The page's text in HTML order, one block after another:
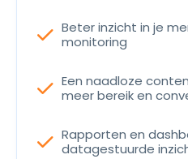
check Beter inzicht in je
monitoring
Een naadloze
meer bereik en
check
Rapporten en
datagestuurde
check